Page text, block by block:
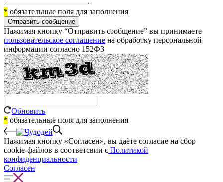
* обязательные поля для заполнения
Отправить сообщение
Нажимая кнопку “Отправить сообщение” вы принимаете
пользовательское соглашение на обработку персональной
информации согласно 152ФЗ
Обновить
* обязательные поля для заполнения
Нажимая кнопку «Согласен», вы даёте cогласие на сбор
cookie-файлов в соответсвии с Политикой
конфиденциальности
Согласен